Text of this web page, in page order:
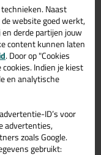
1215
af?
Naast
website goed werkt,
derde partijen jouw
content kunnen laten
. Door op "Cookies
Indien je kiest
en analytische
ID’s voor
advertenties,
zoals Google.
gebruikt: